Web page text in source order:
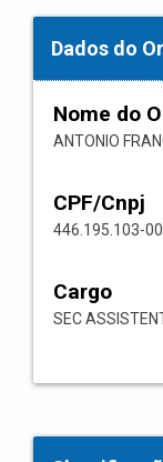
Dados do
Nome do
ANTONIO
CPF/Cnpj
446.195.103-00
Cargo
SEC